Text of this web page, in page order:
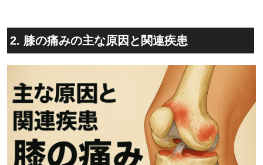
2. 膝の痛みの主な原因と関連疾患